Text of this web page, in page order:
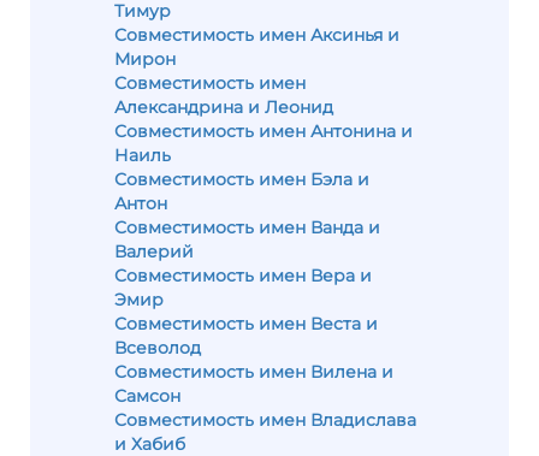
Тимур
Совместимость имен Аксинья и
Мирон
Совместимость имен
Александрина и Леонид
Совместимость имен Антонина и
Наиль
Совместимость имен Бэла и
Антон
Совместимость имен Ванда и
Валерий
Совместимость имен Вера и
Эмир
Совместимость имен Веста и
Всеволод
Совместимость имен Вилена и
Самсон
Совместимость имен Владислава
и Хабиб